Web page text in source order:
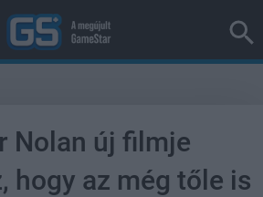
Nolan új filmje
hogy az még tőle is